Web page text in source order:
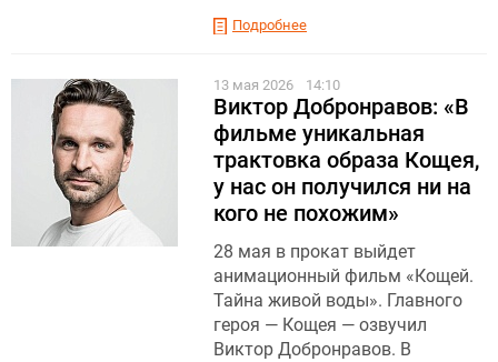
Подробнее
13 мая 2026 14:10
Виктор Добронравов: «В
фильме уникальная
трактовка образа Кощея,
у нас он получился ни на
кого не похожим»
28 мая в прокат выйдет
анимационный фильм «Кощей.
Тайна живой воды». Главного
героя — Кощея — озвучил
Виктор Добронравов. В